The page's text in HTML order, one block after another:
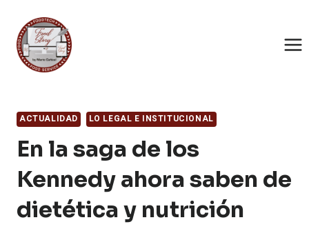
contenido
ACTUALIDAD LO LEGAL E INSTITUCIONAL
En la saga de los
Kennedy ahora saben de
dietética y nutrición